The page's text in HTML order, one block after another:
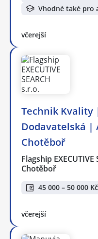
Vhodné také pro
včerejší
Technik Kvality
Dodavatelská |
Chotěboř
Flagship EXECUTIVE
Chotěboř
45 000 – 50 000 Kč
včerejší